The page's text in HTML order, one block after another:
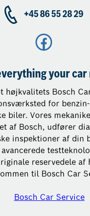
+45 86 55 28 29
Facebook
your car
højkvalitets Bosch
for
biler. Vores
af Bosch, udfører
inspektioner af din
reservedele af
til Bosch Car
Bosch Car Service